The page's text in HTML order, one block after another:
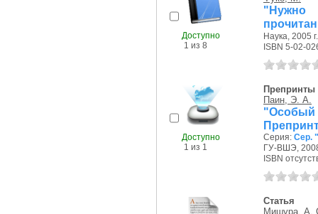
Доступно
1 из 8
Наука, 2005 г.
ISBN 5-02-
Доступно
1 из 1
Препринты
Паин, Э. А.
Серия: Сер.
ГУ-ВШЭ,
ISBN
Статья
Мишура, А.